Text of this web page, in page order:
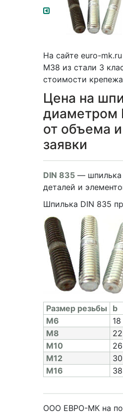
На сайте euro-
М38 из стали 3
стоимости
Цена на
диаметром
от объема
заявки
DIN 835 — шпилька
деталей и
Шпилька DIN 835
Раз­мер резь­бы b
M6
18
M8
22
M10
26
M12
30
M16
38
ООО ЕВРО-МК на